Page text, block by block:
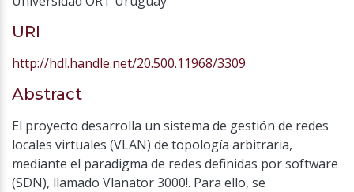
URI
http://hdl.handle.net/20.500.11968/3309
Abstract
El proyecto desarrolla un sistema de gestión de redes
locales virtuales (VLAN) de topología arbitraria,
mediante el paradigma de redes definidas por software
(SDN), llamado Vlanator 3000!. Para ello, se